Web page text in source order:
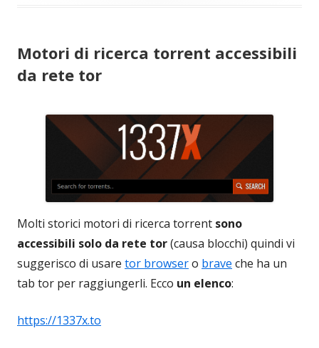
Motori di ricerca torrent accessibili
da rete tor
Molti storici motori di ricerca torrent sono
accessibili solo da rete tor(causa blocchi) quindi vi
suggerisco di usare tor browsero brave che ha un
tab tor per raggiungerli. Ecco un elenco:
https://1337x.to